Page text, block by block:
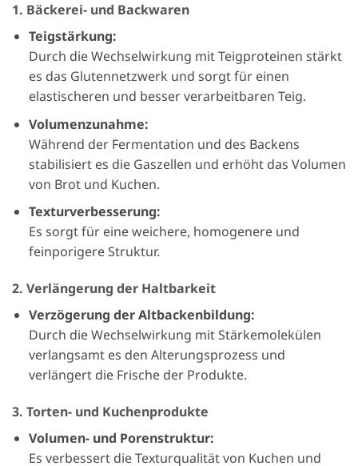
1. Bäckerei- und Backwaren
Teigstärkung:
Durch die Wechselwirkung mit Teigproteinen stärkt
es das Glutennetzwerk und sorgt für einen
elastischeren und besser verarbeitbaren Teig.
Volumenzunahme:
Während der Fermentation und des Backens
stabilisiert es die Gaszellen und erhöht das Volumen
von Brot und Kuchen.
Texturverbesserung:
Es sorgt für eine weichere, homogenere und
feinporigere Struktur.
2. Verlängerung der Haltbarkeit
Verzögerung der Altbackenbildung:
Durch die Wechselwirkung mit Stärkemolekülen
verlangsamt es den Alterungsprozess und
verlängert die Frische der Produkte.
3. Torten- und Kuchenprodukte
Volumen- und Porenstruktur:
Es verbessert die Texturqualität von Kuchen und